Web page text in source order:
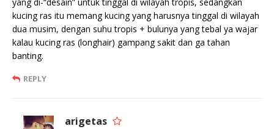
kucing ras itu memang kucing yang harusnya tinggal di wilayah
dua musim, dengan suhu tropis + bulunya yang tebal ya wajar
kalau kucing ras (longhair) gampang sakit dan ga tahan
banting.
REPLY
arigetas